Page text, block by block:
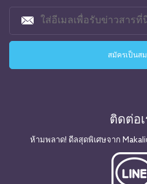
ติดต่อ
ห้ามพลาด! ดีลสุดพิเศษจาก